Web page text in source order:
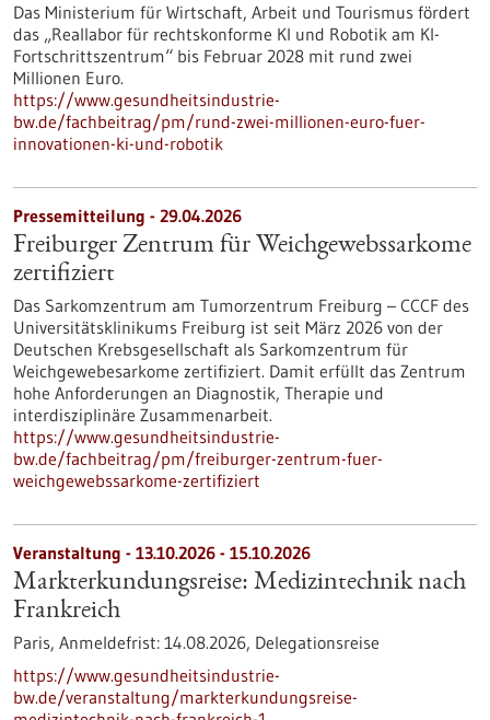
Das Ministerium für Wirtschaft, Arbeit und Tourismus fördert
das „Reallabor für rechtskonforme KI und Robotik am KI-
Fortschrittszentrum“ bis Februar 2028 mit rund zwei
Millionen Euro.
https://www.gesundheitsindustrie-
bw.de/fachbeitrag/pm/rund-zwei-millionen-euro-fuer-
innovationen-ki-und-robotik
Pressemitteilung - 29.04.2026
Freiburger Zentrum für Weichgewebssarkome
zertifiziert
Das Sarkomzentrum am Tumorzentrum Freiburg – CCCF des
Universitätsklinikums Freiburg ist seit März 2026 von der
Deutschen Krebsgesellschaft als Sarkomzentrum für
Weichgewebesarkome zertifiziert. Damit erfüllt das Zentrum
hohe Anforderungen an Diagnostik, Therapie und
interdisziplinäre Zusammenarbeit.
https://www.gesundheitsindustrie-
bw.de/fachbeitrag/pm/freiburger-zentrum-fuer-
weichgewebssarkome-zertifiziert
Veranstaltung - 13.10.2026 - 15.10.2026
Markterkundungsreise: Medizintechnik nach
Frankreich
Paris, Anmeldefrist: 14.08.2026, Delegationsreise
https://www.gesundheitsindustrie-
bw.de/veranstaltung/markterkundungsreise-